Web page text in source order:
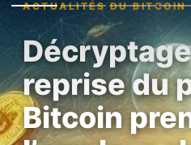
ACTUALITÉS DU BITCOIN
reprise du
Bitcoin